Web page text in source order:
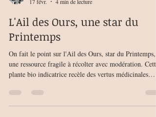
MarionB
17 févr.
4 min de lecture
L'Ail des Ours, une star du
Printemps